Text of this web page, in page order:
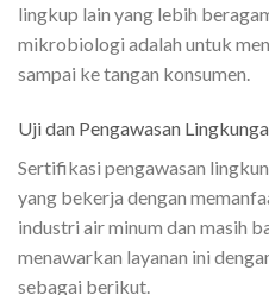
lingkup lain yang lebih
mikrobiologi adalah untuk
sampai ke tangan konsumen.
Uji dan Pengawasan
Sertifikasi pengawasan
yang bekerja dengan
industri air minum dan masih
menawarkan layanan ini
sebagai berikut.